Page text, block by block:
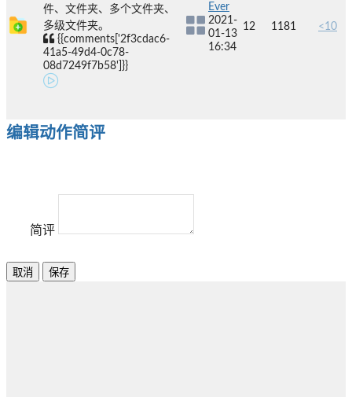
件、文件夹、多个文件夹、
多级文件夹。
{{comments['2f3cdac6-
41a5-49d4-0c78-
08d7249f7b58']}}
Ever
2021-
01-13
16:34
12 1181 <10
编辑动作简评
简评
取消 保存